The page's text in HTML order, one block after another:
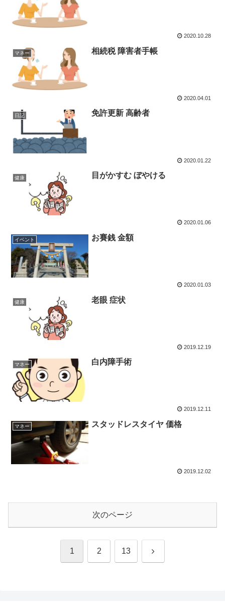
2020.10.28
マネー 相続税 障害者手帳
2020.04.01
日記 免許更新 高齢者
2020.01.22
健康 目がかすむ ぼやける
2020.01.06
イベント お賽銭 金額
2020.01.03
健康 老眼 症状
2019.12.19
マネー 白内障手術
2019.12.11
マネー スタッドレスタイヤ 価格
2019.12.02
次のページ
1 2 13 次